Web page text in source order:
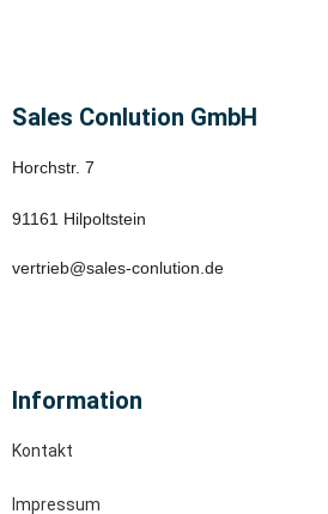
Sales Conlution GmbH
Horchstr. 7
91161 Hilpoltstein
vertrieb@sales-conlution.de
Information
Kontakt
Impressum